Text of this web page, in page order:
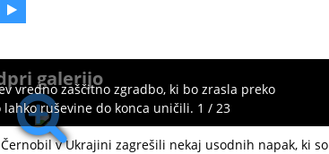
galerijo
vredno zaščitno zgradbo, ki bo zrasla preko
ruševine do konca uničili. 1 / 23
v Ukrajini zagrešili nekaj usodnih napak, ki so